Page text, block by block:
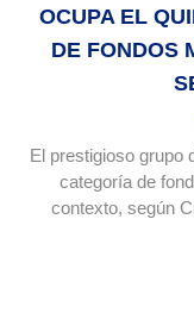
OCUPA EL
DE FONDOS
El prestigioso grupo
categoría de
contexto, según